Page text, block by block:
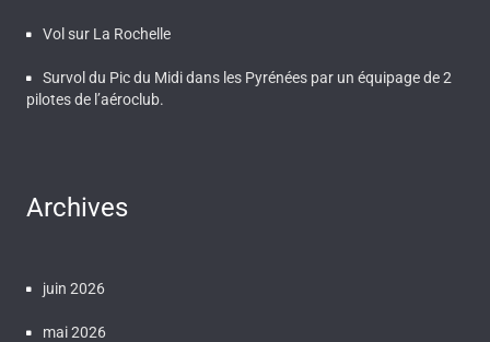
Vol sur La Rochelle
Survol du Pic du Midi dans les Pyrénées par un équipage de 2
pilotes de l’aéroclub.
Archives
juin 2026
mai 2026